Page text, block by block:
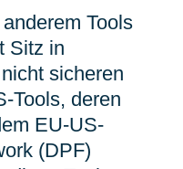
Tools
Sitz in
sicheren
Tools, deren
EU-US-
(DPF)